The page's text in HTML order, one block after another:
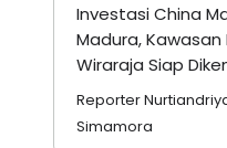
Investasi China
Madura, Kawasan
Wiraraja Siap
Reporter
Simamora